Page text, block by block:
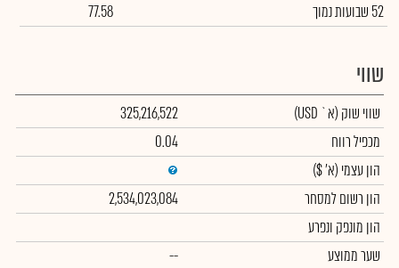
52 שבועות נמוך
77.58
שווי
שווי שוק (א` USD)
325,216,522
מכפיל רווח
0.04
הון עצמי (א' $)
הון רשום למסחר
2,534,023,084
הון מונפק ונפרע
שער ממוצע
--